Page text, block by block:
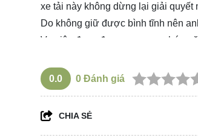
xe tải này không dừng lại giải quyết
Do không giữ được bình tĩnh nên
Vụ việc đang được cơ quan chức
0.0 0 Đánh giá
CHIA SẺ